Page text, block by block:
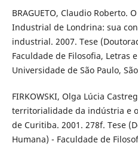
BRAGUETO, Claudio Roberto.
Industrial de Londrina: sua
industrial. 2007. Tese
Faculdade de Filosofia, Letras
Universidade de São Paulo,
FIRKOWSKI, Olga Lúcia
territorialidade da indústria e
de Curitiba. 2001. 278f. Tese
Humana) - Faculdade de